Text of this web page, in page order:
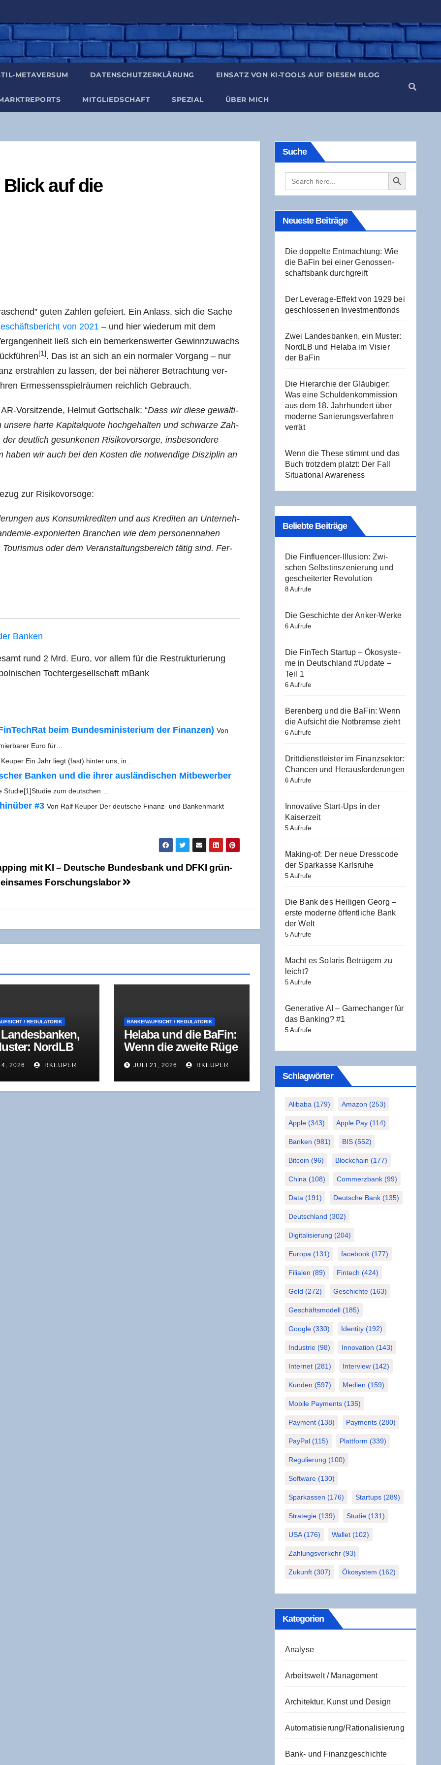
META­VER­SUM DATEN­SCHUTZ­ER­KLÄ­RUNG EIN­SATZ VON KI-TOOLS AUF DIE­SEM BLOG
MIT­GLIED­SCHAFT SPE­ZI­AL ÜBER MICH
auf die
guten Zah­len gefei­ert. Ein Anlass, sich die Sache
von 2021 – und hier wie­der­um mit dem
ließ sich ein bemer­kens­wer­ter Gewinn­zu­wachs
[1] . Das ist an sich an ein nor­ma­ler Vor­gang – nur
erstrah­len zu las­sen, der bei nähe­rer Betrach­tung ver­
Ermes­sens­spiel­räu­men reich­lich Gebrauch.
Vor­sit­zen­de, Hel­mut Gott­schalk: “Dass wir die­se gewal­ti­
unse­re har­te Kapi­tal­quo­te hoch­ge­hal­ten und schwar­ze Zah­
deut­lich gesun­ke­nen Risi­ko­vor­sor­ge, ins­be­son­de­re
wir auch bei den Kos­ten die not­wen­di­ge Dis­zi­plin an
zur Risikovorsoge:
aus Kon­sum­kre­di­ten und aus Kre­di­ten an Unter­neh­
expo­nier­ten Bran­chen wie dem per­so­nen­na­hen
oder dem Ver­an­stal­tungs­be­reich tätig sind. Fer­
Banken
rund 2 Mrd. Euro, vor allem für die Restruk­tu­rie­rung
Toch­ter­ge­sell­schaft mBank
beim Bun­des­mi­nis­te­ri­um der Finan­zen) Von
Euro für…
Ein Jahr liegt (fast) hin­ter uns, in…
Ban­ken und die ihrer aus­län­di­schen Mit­be­wer­ber
Stu­die[1]Stu­die zum deutschen…
#3 Von Ralf Keu­per Der deut­sche Finanz- und Ban­ken­markt
mit KI – Deut­sche Bun­des­bank und DFKI grün­
Forschungslabor
/ REGULATORIK
NordLB
im Visier
4, 2026 RKEUPER
BANKENAUFSICHT / REGULATORIK
Hela­ba und die BaFin:
Wenn die zwei­te Rüge
lau­ter spricht als
die erste
JULI 21, 2026 RKEUPER
Suche
Search
for:
Search Button
Neu­es­te Beiträge
Die dop­pel­te Ent­mach­tung: Wie
die BaFin bei einer Genos­sen­
schafts­bank durchgreift
Der Levera­ge-Effekt von 1929 bei
geschlos­se­nen Investmentfonds
Zwei Lan­des­ban­ken, ein Mus­ter:
NordLB und Hela­ba im Visier
der BaFin
Die Hier­ar­chie der Gläu­bi­ger:
Was eine Schul­den­kom­mis­si­on
aus dem 18. Jahr­hun­dert über
moder­ne Sanie­rungs­ver­fah­ren
verrät
Wenn die The­se stimmt und das
Buch trotz­dem platzt: Der Fall
Situa­tio­nal Awareness
Beliebte Beiträge
Die Fin­fluen­cer-Illu­si­on: Zwi­
schen Selbst­in­sze­nie­rung und
geschei­ter­ter Revolution
8 Aufrufe
Die Geschich­te der Anker-Werke
6 Aufrufe
Die Fin­Tech Start­up – Öko­sys­te­
me in Deutsch­land #Update –
Teil 1
6 Aufrufe
Beren­berg und die BaFin: Wenn
die Auf­sicht die Not­brem­se zieht
6 Aufrufe
Dritt­dienst­leis­ter im Finanz­sek­tor:
Chan­cen und Herausforderungen
6 Aufrufe
Inno­va­ti­ve Start-Ups in der
Kaiserzeit
5 Aufrufe
Making-of: Der neue Dress­code
der Spar­kas­se Karlsruhe
5 Aufrufe
Die Bank des Hei­li­gen Georg –
ers­te moder­ne öffent­li­che Bank
der Welt
5 Aufrufe
Macht es Sola­ris Betrü­gern zu
leicht?
5 Aufrufe
Gene­ra­ti­ve AI – Game­ch­an­ger für
das Ban­king? #1
5 Aufrufe
Schlag­wör­ter
Alibaba (179) Amazon (253)
Apple(343) Apple Pay(114)
Banken (981) BIS(552)
Bitcoin (96) Blockchain (177)
China (108) Commerzbank(99)
Data (191) Deutsche Bank(135)
Deutschland (302)
Digitalisierung (204)
Europa (131) facebook(177)
Filialen (89) Fintech (424)
Geld (272) Geschichte(163)
Geschäftsmodell(185)
Google(330) Identity(192)
Industrie(98) Innovation (143)
Internet(281) Interview(142)
Kunden (597) Medien (159)
Mobile Payments(135)
Payment(138) Payments(280)
PayPal(115) Plattform (339)
Regulierung (100)
Software(130)
Sparkassen (176) Startups(289)
Strategie(139) Studie(131)
USA(176) Wallet(102)
Zahlungsverkehr(93)
Zukunft(307) Ökosystem (162)
Kate­go­rien
Analyse
Arbeitswelt / Management
Architektur, Kunst und Design
Automatisierung/Rationalisierung
Bank- und Finanzgeschichte